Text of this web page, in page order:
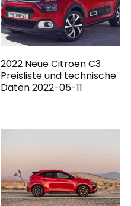
2022 Neue Citroen C3
Preisliste und technische
Daten 2022-05-11